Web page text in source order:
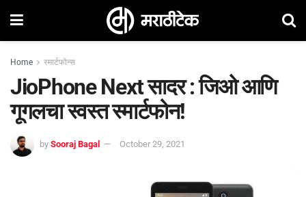
Home स्मार्टफोन्स
JioPhone Next सादर : जिओ आणि
गूगलचा स्वस्त स्मार्टफोन!
by Sooraj Bagal October 29, 2021